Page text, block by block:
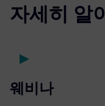
자세히 알
웨비나